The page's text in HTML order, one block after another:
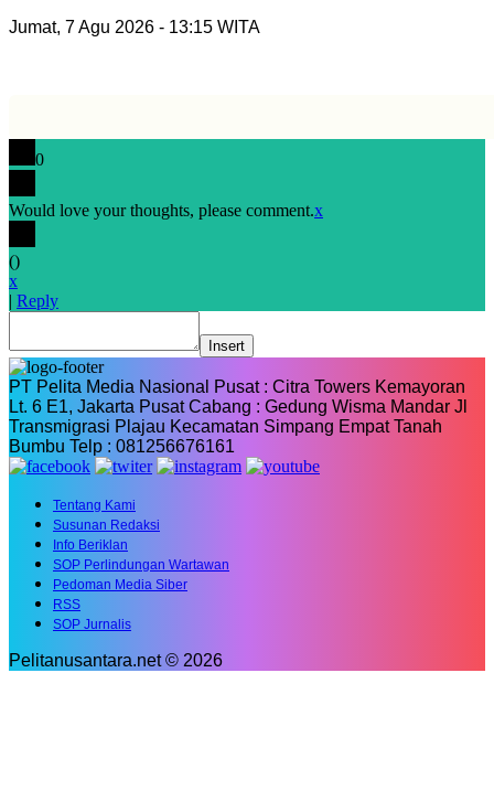
Jumat, 7 Agu 2026 - 13:15 WITA
0
Would love your thoughts, please comment.x
()
x
| Reply
Insert
PT Pelita Media Nasional Pusat : Citra Towers Kemayoran
Lt. 6 E1, Jakarta Pusat Cabang : Gedung Wisma Mandar Jl
Transmigrasi Plajau Kecamatan Simpang Empat Tanah
Bumbu Telp : 081256676161
Tentang Kami
Susunan Redaksi
Info Beriklan
SOP Perlindungan Wartawan
Pedoman Media Siber
RSS
SOP Jurnalis
Pelitanusantara.net © 2026